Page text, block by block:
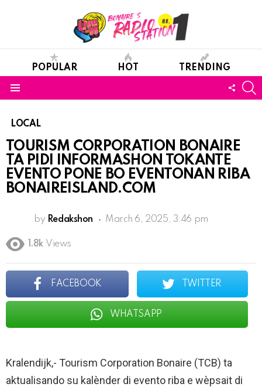
POPULAR HOT TRENDING
LOCAL
TOURISM CORPORATION BONAIRE
TA PIDI INFORMASHON TOKANTE
EVENTO PONE BO EVENTONAN RIBA
BONAIREISLAND.COM
by Redakshon March 6, 2025, 3:46 pm
1.8k Views
FACEBOOK TWITTER
WHATSAPP
Kralendijk,- Tourism Corporation Bonaire (TCB) ta
aktualisando su kalènder di evento riba e wèpsait di